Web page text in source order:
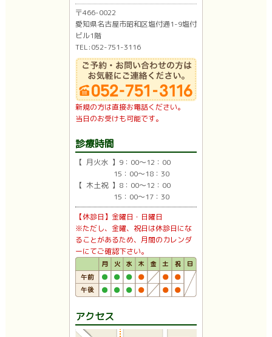
〒466-0022
愛知県名古屋市昭和区塩付通1-9塩付
ビル1階
TEL:052-751-3116
新規の方は直接お電話ください。
当日のお受けも可能です。
診療時間
【 月火水 】9：00〜12：00
15：00〜18：30
【 木土祝 】8：00〜12：00
15：00〜17：30
【休診日】金曜日・日曜日
※ただし、金曜、祝日は休診日にな
ることがあるため、月間のカレンダ
ーにてご確認下さい。
アクセス